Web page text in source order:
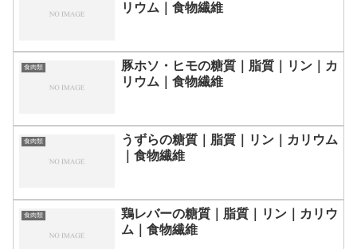
リウム｜食物繊維
食肉類
豚ホソ・ヒモの糖質｜脂質｜リン｜カ
リウム｜食物繊維
食肉類
うずらの糖質｜脂質｜リン｜カリウム
｜食物繊維
食肉類
鶏レバーの糖質｜脂質｜リン｜カリウ
ム｜食物繊維